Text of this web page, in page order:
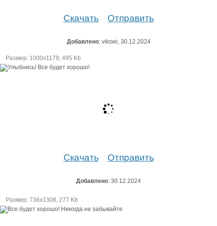
Скачать Отправить
Добавлено: vikswi, 30.12.2024
Размер: 1000х1179, 495 Kb
Скачать Отправить
Добавлено: 30.12.2024
Размер: 736х1308, 277 Kb